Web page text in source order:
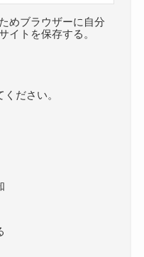
めブラウザーに自分
イトを保存する。
ださい。